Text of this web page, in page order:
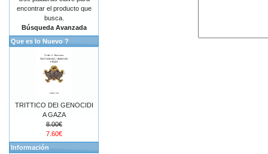
encontrar el producto que
busca.
Búsqueda Avanzada
Que es lo Nuevo ?
TRITTICO DEI GENOCIDI
A GAZA
8.00€
7.60€
Información